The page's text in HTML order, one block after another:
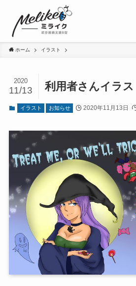
ホーム イラスト
利用者さんイラ
2020
11/13
イラスト お知らせ 2020年11月13日